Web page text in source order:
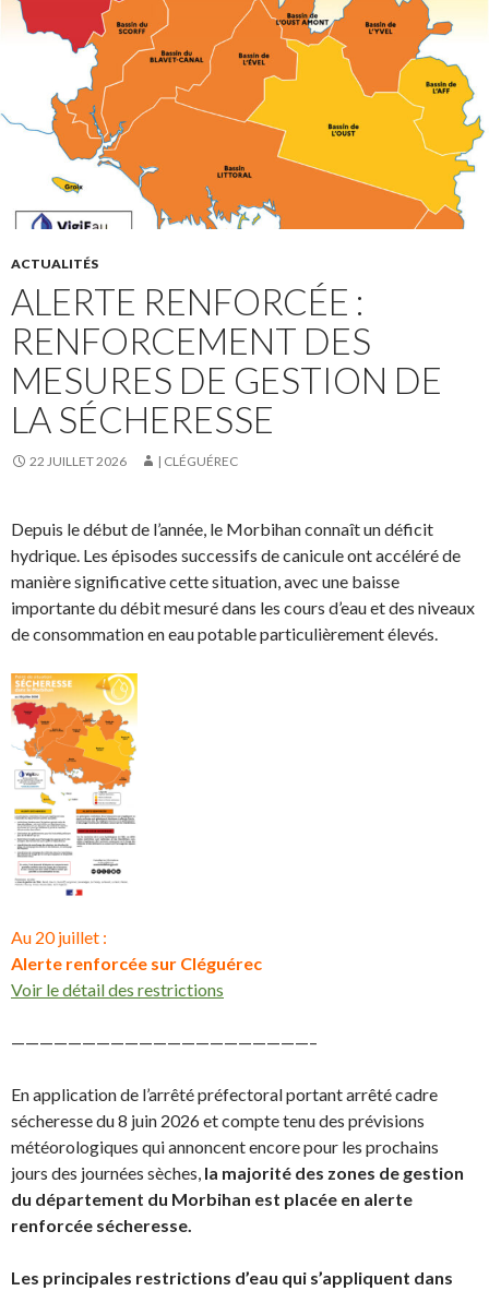
ACTUALITÉS
ALERTE RENFORCÉE :
RENFORCEMENT DES
MESURES DE GESTION DE
LA SÉCHERESSE
22 JUILLET 2026 | CLÉGUÉREC
Depuis le début de l’année, le Morbihan connaît un déficit
hydrique. Les épisodes successifs de canicule ont accéléré de
manière significative cette situation, avec une baisse
importante du débit mesuré dans les cours d’eau et des niveaux
de consommation en eau potable particulièrement élevés.
Au 20 juillet :
Alerte renforcée sur Cléguérec
Voir le détail des restrictions
—————————————————————–
En application de l’arrêté préfectoral portant arrêté cadre
sécheresse du 8 juin 2026 et compte tenu des prévisions
météorologiques qui annoncent encore pour les prochains
jours des journées sèches, la majorité des zones de gestion
du département du Morbihan est placée en alerte
renforcée sécheresse.
Les principales restrictions d’eau qui s’appliquent dans